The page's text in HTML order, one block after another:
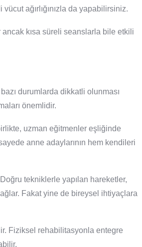
ağırlığınızla da yapabilirsiniz.
kısa süreli seanslarla bile etkili
durumlarda dikkatli olunması
önemlidir.
uzman eğitmenler eşliğinde
anne adaylarının hem kendileri
tekniklerle yapılan hareketler,
Fakat yine de bireysel ihtiyaçlara
Fiziksel rehabilitasyonla entegre